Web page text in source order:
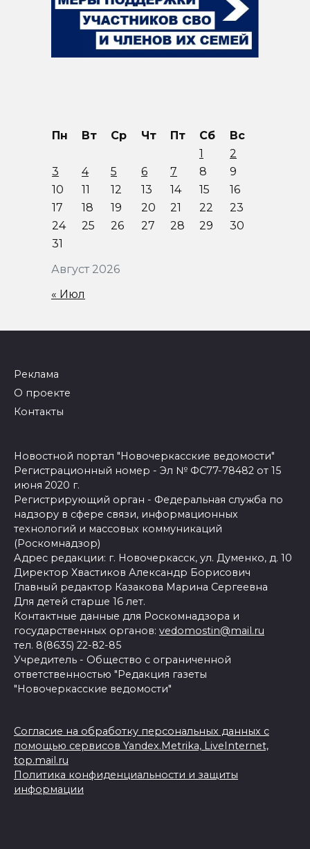
Август 2026
Пн Вт Ср Чт Пт Сб
Вс
1
2
3
4 5 6 7 8
9
10
11 12 13 14 15
16
17
18 19 20 21 22
23
24
25 26 27 28 29
30
31
« Июл
Реклама
О проекте
Контакты
Новостной портал "Новочеркасские ведомости"
Регистрационный номер - Эл № ФС77-78482 от 15
июня 2020 г.
Регистрирующий орган - Федеральная служба по
надзору в сфере связи, информационных
технологий и массовых коммуникаций
(Роскомнадзор)
Адрес редакции: г. Новочеркасск, ул. Думенко, д. 10
Директор Хвастиков Александр Борисович
Главный редактор Казакова Марина Сергеевна
Для детей старше 16 лет.
Контактные данные для Роскомнадзора и
государственных органов: vedomostin@mail.ru
тел. 8(8635) 22-82-85
Учредитель - Общество с ограниченной
ответственностью "Редакция газеты
"Новочеркасские ведомости"
Согласие на обработку персональных данных с
помощью сервисов Yandex.Metrika, LiveInternet,
top.mail.ru
Политика конфиденциальности и защиты
информации